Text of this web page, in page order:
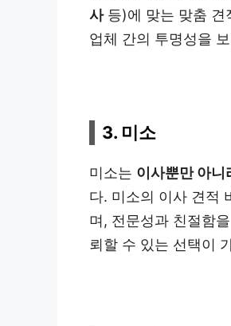
사등)에 맞는 맞춤 견
업체 간의 투명성을
3. 미소
미소는 이사뿐만 아니
다. 미소의 이사 견적
며, 전문성과 친절함
뢰할 수 있는 선택이